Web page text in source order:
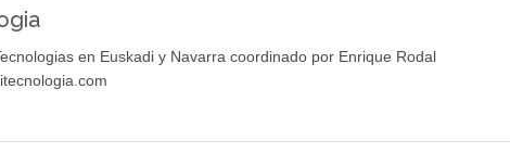
en Euskadi y Navarra coordinado por Enrique Rodal